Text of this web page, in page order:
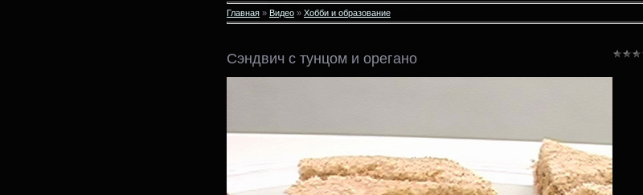
Главная » Видео » Хобби и образование
Сэндвич с тунцом и орегано